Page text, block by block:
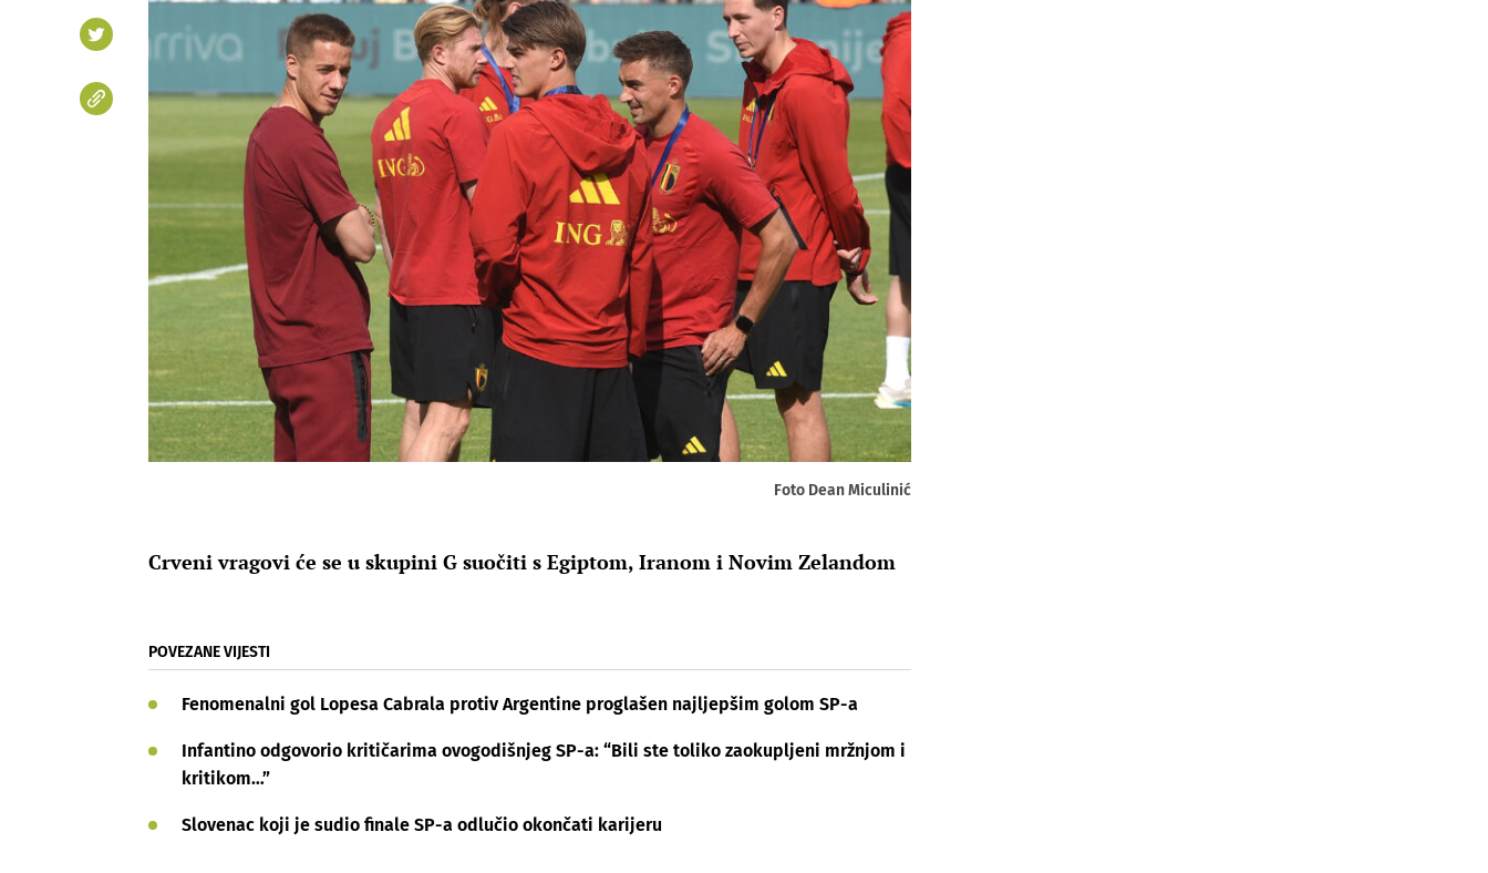
Foto Dean Miculinić
Crveni vragovi će se u skupini G suočiti s Egiptom, Iranom i Novim Zelandom
POVEZANE VIJESTI
Fenomenalni gol Lopesa Cabrala protiv Argentine proglašen najljepšim golom SP-a
Infantino odgovorio kritičarima ovogodišnjeg SP-a: “Bili ste toliko zaokupljeni mržnjom i
kritikom…”
Slovenac koji je sudio finale SP-a odlučio okončati karijeru